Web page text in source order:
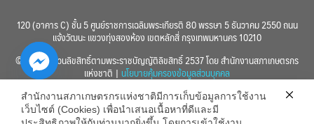
120 (อาคาร C) ชั้น 5 ศูนย์ราชการเฉลิมพระเกียรติ 80 พรรษา 5 ธันวาคม 2550 ถนน
แจ้งวัฒนะ แขวงทุ่งสองห้อง เขตหลักสี่ กรุงเทพมหานคร 10210
© 2560 สงวนลิขสิทธิ์ตามพระราชบัญญัติลิขสิทธิ์ 2537 โดย สำนักงานสภาเกษตรกร
แห่งชาติ | นโยบายคุ้มครองข้อมูลส่วนบุคคล
สำนักงานสภาเกษตรกรแห่งชาติมีการเก็บข้อมูลการใช้งาน
เว็บไซต์ (Cookies) เพื่อนำเสนอเนื้อหาที่ดีและมี